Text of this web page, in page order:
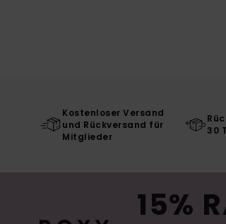
Kostenloser Versand
und Rückversand für
Mitglieder
30
15%